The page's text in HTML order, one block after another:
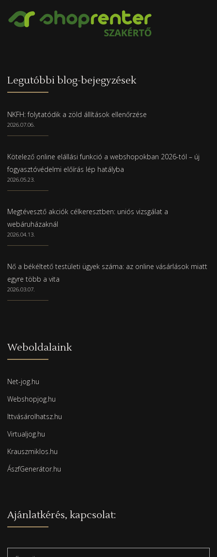
Legutóbbi blog-bejegyzések
NKFH: folytatódik a zöld állítások ellenőrzése
2026.07.06.
Kötelező online elállási funkció a webshopokban 2026-tól – új
fogyasztóvédelmi előírás lép hatályba
2026.05.23.
Megtévesztő akciók célkeresztben: uniós vizsgálat a
webáruházaknál
2026.04.13.
Nő a békéltető testületi ügyek száma: az online vásárlások miatt
egyre több a vita
2026.03.07.
Weboldalaink
Net-jog.hu
Webshopjog.hu
Ittvásárolhatsz.hu
Virtualjog.hu
Krauszmiklos.hu
ÁszfGenerátor.hu
Ajánlatkérés, kapcsolat: